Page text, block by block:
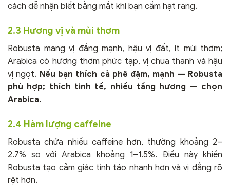
cách dễ nhận biết bằng mắt khi bạn cầm hạt rang.
2.3 Hương vị và mùi thơm
Robusta mang vị đắng mạnh, hậu vị đất, ít mùi thơm;
Arabica có hương thơm phức tạp, vị chua thanh và hậu
vị ngọt. Nếu bạn thích cà phê đậm, mạnh — Robusta
phù hợp; thích tinh tế, nhiều tầng hương — chọn
Arabica.
2.4 Hàm lượng caffeine
Robusta chứa nhiều caffeine hơn, thường khoảng 2–
2.7% so với Arabica khoảng 1–1.5%. Điều này khiến
Robusta tạo cảm giác tỉnh táo nhanh hơn và vị đắng rõ
rệt hơn.